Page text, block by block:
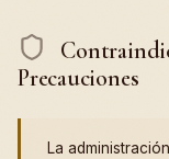
Precauciones
La